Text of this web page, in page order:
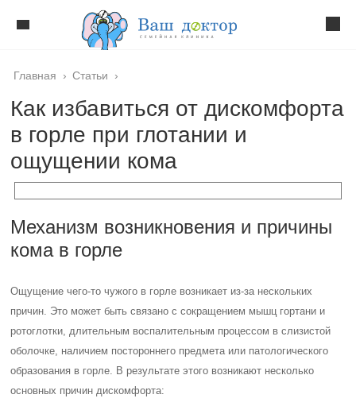
Главная › Статьи ›
Как избавиться от дискомфорта
в горле при глотании и
ощущении кома
Механизм возникновения и причины
кома в горле
Ощущение чего-то чужого в горле возникает из-за нескольких
причин. Это может быть связано с сокращением мышц гортани и
ротоглотки, длительным воспалительным процессом в слизистой
оболочке, наличием постороннего предмета или патологического
образования в горле. В результате этого возникают несколько
основных причин дискомфорта: